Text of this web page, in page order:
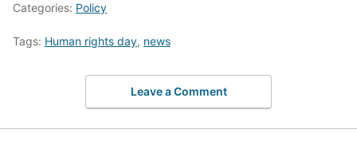
Categories: Policy
Tags: Human rights day, news
Leave a Comment